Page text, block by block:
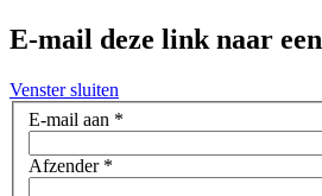
E-mail deze link naar
Venster sluiten
E-mail aan *
Afzender*